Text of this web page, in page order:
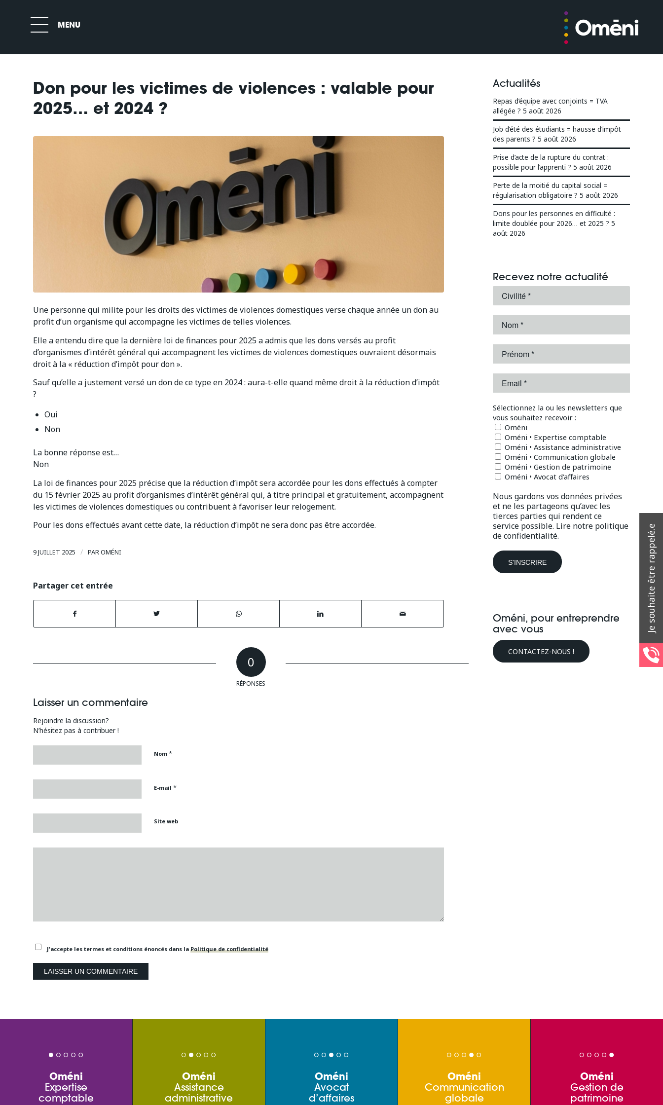
Don pour les victimes de violences : valable pour
2025… et 2024 ?
Une personne qui milite pour les droits des victimes de violences domestiques verse chaque année un don au
profit d’un organisme qui accompagne les victimes de telles violences.
Elle a entendu dire que la dernière loi de finances pour 2025 a admis que les dons versés au profit
d’organismes d’intérêt général qui accompagnent les victimes de violences domestiques ouvraient désormais
droit à la « réduction d’impôt pour don ».
Sauf qu’elle a justement versé un don de ce type en 2024 : aura-t-elle quand même droit à la réduction d’impôt
?
Oui
Non
La bonne réponse est…
Non
La loi de finances pour 2025 précise que la réduction d’impôt sera accordée pour les dons effectués à compter
du 15 février 2025 au profit d’organismes d’intérêt général qui, à titre principal et gratuitement, accompagnent
les victimes de violences domestiques ou contribuent à favoriser leur relogement.
Pour les dons effectués avant cette date, la réduction d’impôt ne sera donc pas être accordée.
9 JUILLET 2025 / PAROMÉNI
Partager cet entrée
0
RÉPONSES
Laisser un commentaire
Rejoindre la discussion?
N’hésitez pas à contribuer !
Nom *
E-mail *
Site web
J'accepte les termes et conditions énoncés dans la Politique de confidentialité
Actualités
Repas d’équipe avec conjoints = TVA
allégée ? 5 août 2026
Job d’été des étudiants = hausse d’impôt
des parents ? 5 août 2026
Prise d’acte de la rupture du contrat :
possible pour l’apprenti ? 5 août 2026
Perte de la moitié du capital social =
régularisation obligatoire ? 5 août 2026
Dons pour les personnes en difficulté :
limite doublée pour 2026… et 2025 ? 5
août 2026
Recevez notre actualité
Sélectionnez la ou les newsletters que
vous souhaitez recevoir :
Oméni
Oméni • Expertise comptable
Oméni • Assistance administrative
Oméni • Communication globale
Oméni • Gestion de patrimoine
Oméni • Avocat d'affaires
Nous gardons vos données privées
et ne les partageons qu’avec les
tierces parties qui rendent ce
service possible. Lire notre politique
de confidentialité.
Oméni, pour entreprendre
avec vous
CONTACTEZ-NOUS !
Oméni
Expertise
comptable
Oméni
Assistance
administrative
Oméni
Avocat
d’affaires
Oméni
Communication
globale
Oméni
Gestion de
patrimoine